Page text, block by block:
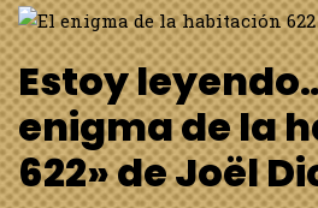
Estoy
enigma de la
622» de Joël